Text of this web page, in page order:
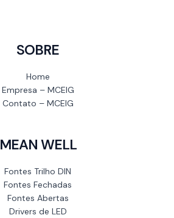
SOBRE
Home
Empresa – MCEIG
Contato – MCEIG
MEAN WELL
Fontes Trilho DIN
Fontes Fechadas
Fontes Abertas
Drivers de LED